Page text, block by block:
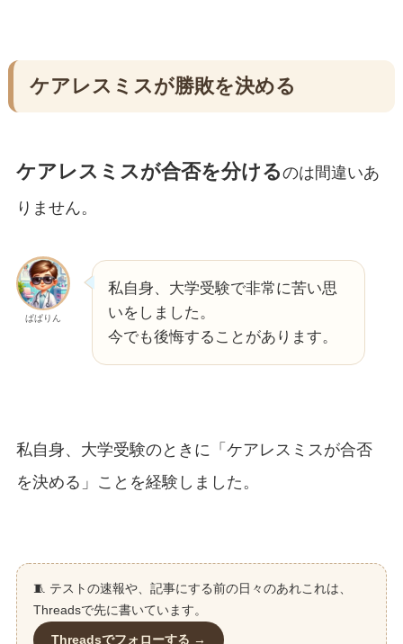
ケアレスミスが勝敗を決める
ケアレスミスが合否を分けるのは間違いあ
りません。
ぱぱりん
私自身、大学受験で非常に苦い思
いをしました。
今でも後悔することがあります。
私自身、大学受験のときに「ケアレスミスが合否
を決める」ことを経験しました。
🧵 テストの速報や、記事にする前の日々のあれこれは、
Threadsで先に書いています。
Threadsでフォローする →